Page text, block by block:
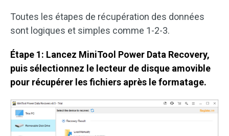
Toutes les étapes de récupération des données
sont logiques et simples comme 1-2-3.
Étape 1: Lancez MiniTool Power Data Recovery,
puis sélectionnez le lecteur de disque amovible
pour récupérer les fichiers après le formatage.